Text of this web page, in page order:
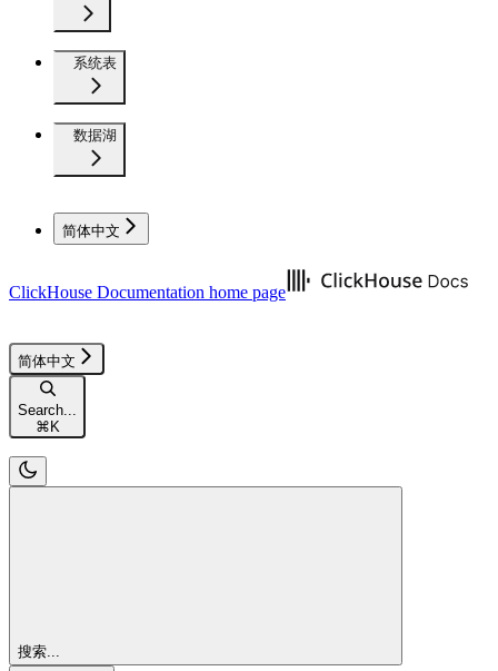
系统表
数据湖
简体中文
ClickHouse Documentation home page
简体中文
Search...
⌘K
搜索...